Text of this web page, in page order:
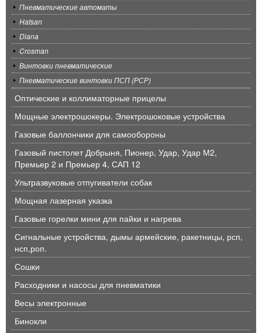
Пневматические автоматы
Hatsan
Diana
Crosman
Винтовки пневматические
Пневматические винтовки ПСП (РСР)
Оптические и коллиматорные прицелы
Мощные электрошокеры. Электрошоковые устройства
Газовые баллончики для самообороны
Газовый пистолет Добрыня, Пионер, Удар, Удар М2,
Премьер 2 и Премьер 4, САП 12
Ультразвуковые отпугиватели собак
Мощная лазерная указка
Газовые горелки мини для пайки и нагрева
Сигнальные устройства, дымы армейские, ракетницы, рсп,
нсп,роп.
Сошки
Расходники и насосы для пневматики
Весы электронные
Бинокли